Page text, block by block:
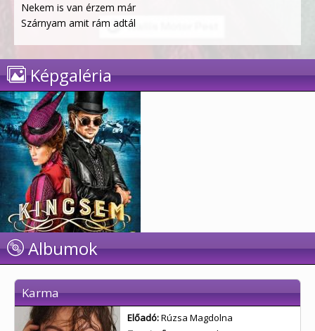
Nekem is van érzem már
Szárnyam amit rám adtál
Képgaléria
Albumok
Karma
Előadó:Rúzsa Magdolna